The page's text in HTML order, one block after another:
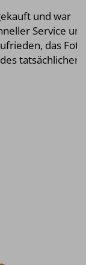
und war
Service
das Foto
tatsächlichen